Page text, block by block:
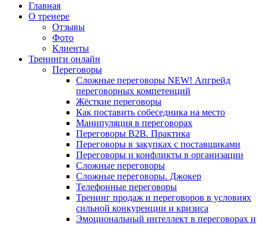
Главная
О тренере
Отзывы
Фото
Клиенты
Тренинги онлайн
Переговоры
Сложные переговоры NEW! Апгрейд
переговорных компетенций
Жёсткие переговоры
Как поставить собеседника на место
Манипуляция в переговорах
Переговоры B2B. Практика
Переговоры в закупках с поставщиками
Переговоры и конфликты в организации
Сложные переговоры
Сложные переговоры. Джокер
Телефонные переговоры
Тренинг продаж и переговоров в условиях
сильной конкуренции и кризиса
Эмоциональный интеллект в переговорах и